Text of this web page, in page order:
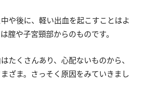
や後に、軽い出血を起こすことはよ
腟や子宮頸部からのものです。
たくさんあり、心配ないものから、
ざま。さっそく原因をみていきまし